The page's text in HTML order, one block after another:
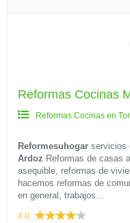
Reformas Cocinas
Reformas Cocinas en
Reformesuhogar servicios
Ardoz Reformas de casas
asequible, reformas de
hacemos reformas de
en general, trabajos...
4.0